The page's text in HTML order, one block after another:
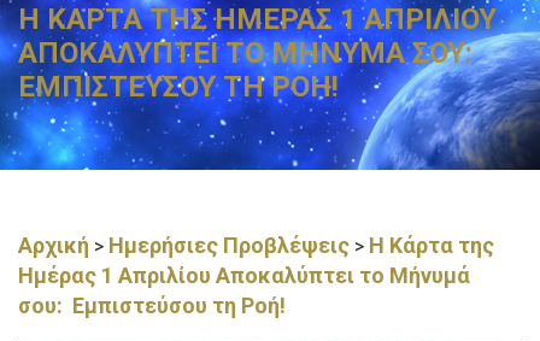
Η ΚΑΡΤΑ ΤΗΣ ΗΜΕΡΑΣ 1 ΑΠΡΙΛΙΟΥ
ΑΠΟΚΑΛΥΠΤΕΙ ΤΟ ΜΗΝΥΜΑ ΣΟΥ:
ΕΜΠΙΣΤΕΥΣΟΥ ΤΗ ΡΟΗ!
Αρχική > Ημερήσιες Προβλέψεις > Η Κάρτα της
Ημέρας 1 Απριλίου Αποκαλύπτει το Μήνυμά
σου: Εμπιστεύσου τη Ροή!